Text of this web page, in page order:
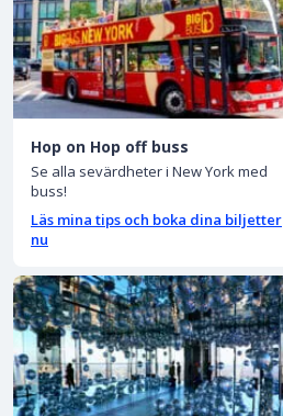
Hop on Hop off buss
Se alla sevärdheter i New York med
buss!
Läs mina tips och boka dina biljetter
nu